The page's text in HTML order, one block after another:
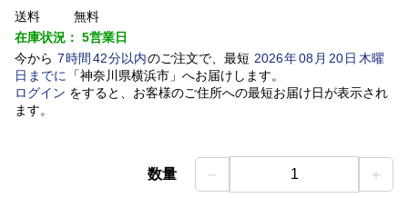
送料
無料
在庫状況： 5営業日
今から 7時間 42分以内のご注文で、最短 2026年08 月 20日木曜
日 までに 「神奈川県横浜市」 へお届けします。
ログイン をすると、お客様のご住所への最短お届け日が表示され
ます。
数量 － 1 ＋